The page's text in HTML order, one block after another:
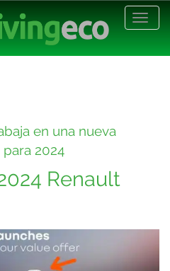
en una nueva
2024
Renault